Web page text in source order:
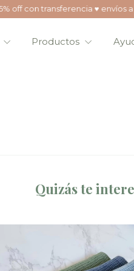
con transferencia ♥ envíos a todo
Productos
Quizás te